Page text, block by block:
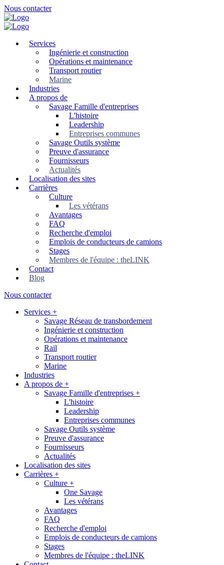
Skip
to
main
Nous contacter
Services
Ingénierie et construction
Opérations et maintenance
Transport routier
Marine
Industries
A propos de
Savage Famille d'entreprises
L'histoire
Leadership
Entreprises communes
Savage Outils système
Preuve d'assurance
Fournisseurs
Actualités
Localisation des sites
Carrières
Culture
Les vétérans
Avantages
FAQ
Recherche d'emploi
Emplois de conducteurs de camions
Stages
Membres de l'équipe : theLINK
Contact
Blog
Nous contacter
Services +
Savage Réseau de transbordement
Ingénierie et construction
Opérations et maintenance
Rail
Transport routier
Marine
Industries
A propos de +
Savage Famille d'entreprises +
L'histoire
Leadership
Entreprises communes
Savage Outils système
Preuve d'assurance
Fournisseurs
Actualités
Localisation des sites
Carrières +
Culture +
One Savage
Les vétérans
Avantages
FAQ
Recherche d'emploi
Emplois de conducteurs de camions
Stages
Membres de l'équipe : theLINK